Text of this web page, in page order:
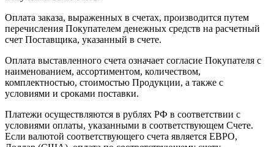
Оплата заказа, выраженных в счетах, производится путем
перечисления Покупателем денежных средств на расчетный
счет Поставщика, указанный в счете.
Оплата выставленного счета означает согласие Покупателя с
наименованием, ассортиментом, количеством,
комплектностью, стоимостью Продукции, а также с
условиями и сроками поставки.
Платежи осуществляются в рублях РФ в соответствии с
условиями оплаты, указанными в соответствующем Счете.
Если валютой соответствующего счета является ЕВРО,